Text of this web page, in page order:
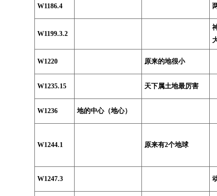
W1186.4
W1199.3.2
W1220 原来的地很小
W1235.15 天下属土地最厉害
W1236 地的中心（地心）
W1244.1 原来有2个地球
W1247.3